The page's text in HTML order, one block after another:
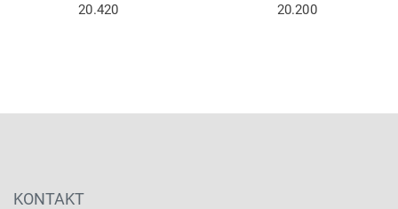
20.420
20.200
KONTAKT